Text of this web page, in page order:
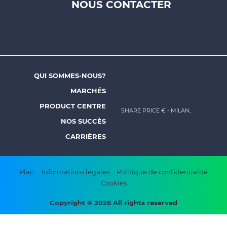
NOUS CONTACTER
Footer
menu
Prysmian
QUI SOMMES-NOUS?
MARCHÉS
PRODUCT CENTRE
NOS SUCCÈS
CARRIÈRES
SHARE PRICE € - MILAN,
Footer
menu
Plan Informations légales
Politique de confidentialité
Cookies
Copyright © 2026 All rights reserved